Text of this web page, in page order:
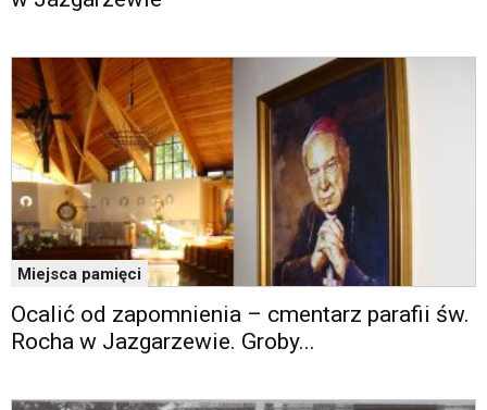
platformy.
Miejsca pamięci
Ocalić od zapomnienia – cmentarz parafii św.
Rocha w Jazgarzewie. Groby...